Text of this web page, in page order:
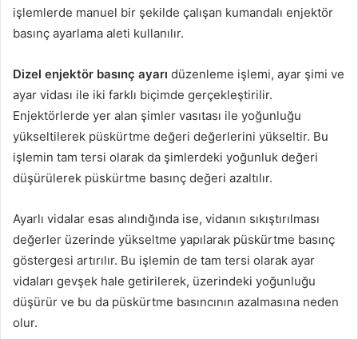
işlemlerde manuel bir şekilde çalışan kumandalı enjektör
basınç ayarlama aleti kullanılır.
Dizel enjektör basınç ayarı düzenleme işlemi, ayar şimi ve
ayar vidası ile iki farklı biçimde gerçekleştirilir.
Enjektörlerde yer alan şimler vasıtası ile yoğunluğu
yükseltilerek püskürtme değeri değerlerini yükseltir. Bu
işlemin tam tersi olarak da şimlerdeki yoğunluk değeri
düşürülerek püskürtme basınç değeri azaltılır.
Ayarlı vidalar esas alındığında ise, vidanın sıkıştırılması
değerler üzerinde yükseltme yapılarak püskürtme basınç
göstergesi artırılır. Bu işlemin de tam tersi olarak ayar
vidaları gevşek hale getirilerek, üzerindeki yoğunluğu
düşürür ve bu da püskürtme basıncının azalmasına neden
olur.